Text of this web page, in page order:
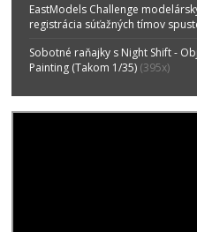
EastModels Challenge
registrácia súťažných tímov
Sobotné raňajky s Night Shift -
Painting (Takom 1/35) (395x)